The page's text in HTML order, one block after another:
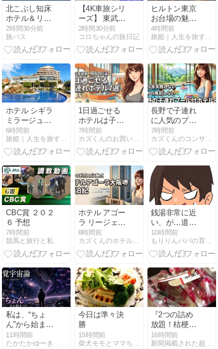
北こぶし知床
ホテル＆リゾ
ートのブログ
徹底解説
2時間30分前
旅パス
【4K車旅シリ
ーズ】 東武東
上線沿線車旅
~鶴ヶ島駅 か
ら 鶴瀬駅~
2時間30分前
コロちゃんの旅日記
ヒルトン東京
お台場の魅力
は？アクセ
ス・駐車場を
紹介
4時間前
旅姫｜人生を旅するすべての人のお供に
ホテル シギラ
ミラージュの
魅力は？客
室・アクセ
ス・駐車場を
6時間前
旅姫｜人生を旅するすべての人のお供に
1日過ごせる
ホテルは子連
れに人気！安
いしコスパ抜
群なおすすめ
7時間前
カズくんのお買い物blog
長野で子連れ
に人気のプー
ル付きホテル
おすすめ8
選！失敗しな
授
7時間前
カズくんのコンサートblog
CBC賞 ２０２
６ 予想
7時間前
競馬と旅行と私
ホテル アゴー
ラ リージェン
シー 大阪堺の
宿泊記！5つ
の利点と注意
開
8時間前
カズくんのホテル宿泊攻略blog
銭湯非常に近
い、が…道の
駅やまくに
（大分）で車
中泊！／九州
10時間前
もりりんパパの育児マンガと日本１周旅ブログ
私は、“ちょ
ん”から始まっ
た｜Part 3：
触覚宇宙論｜
11時間前
たかたかゆーき
今日は準々決
勝
15時間前
『2つの詰め
放題！桔梗信
玄餅詰め放題
＆甘栗詰め放
16時間前